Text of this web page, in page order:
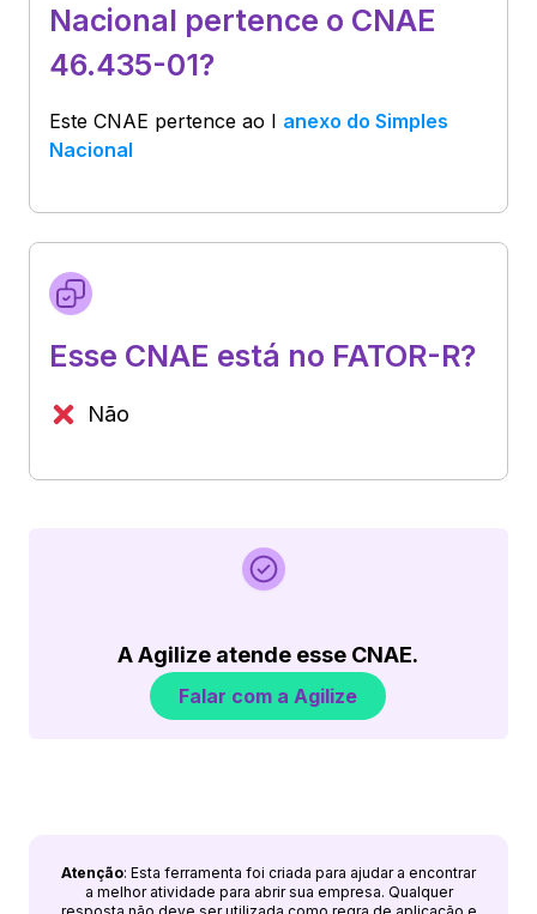
Nacional pertence o CNAE
46.435-01?
Este CNAE pertence ao I anexo do Simples
Nacional
Esse CNAE está no FATOR-R?
Não
A Agilize atende esse CNAE.
Falar com a Agilize
Atenção: Esta ferramenta foi criada para ajudar a encontrar
a melhor atividade para abrir sua empresa. Qualquer